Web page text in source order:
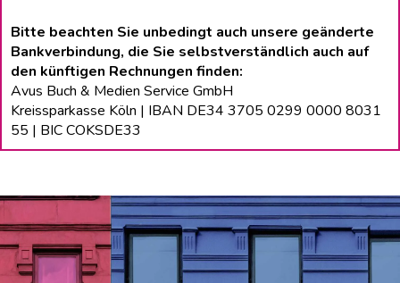
Bitte beachten Sie unbedingt auch unsere geänderte
Bankverbindung, die Sie selbstverständlich auch auf
den künftigen Rechnungen finden:
Avus Buch & Medien Service GmbH
Kreissparkasse Köln | IBAN DE34 3705 0299 0000 8031
55 | BIC COKSDE33